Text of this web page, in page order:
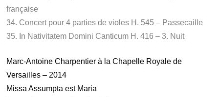
française
34. Concert pour 4 parties de violes H. 545 – Passecaille
35. In Nativitatem Domini Canticum H. 416 – 3. Nuit
Marc-Antoine Charpentier à la Chapelle Royale de
Versailles – 2014
Missa Assumpta est Maria